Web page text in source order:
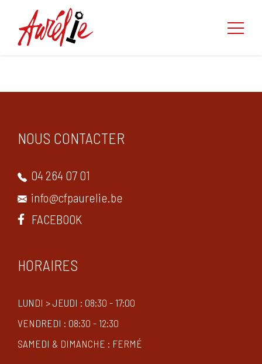
NOUS CONTACTER
04 264 07 01
info@cfpaurelie.be
FACEBOOK
HORAIRES
LUNDI > JEUDI : 08:30 - 17:00
VENDREDI : 08:30 - 12:30
SAMEDI & DIMANCHE : FERMÉ